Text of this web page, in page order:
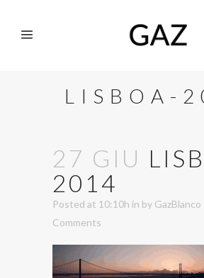
LISBOA-
27 GIU
2014
Posted at 10:10h in by GazBlanco
Comments